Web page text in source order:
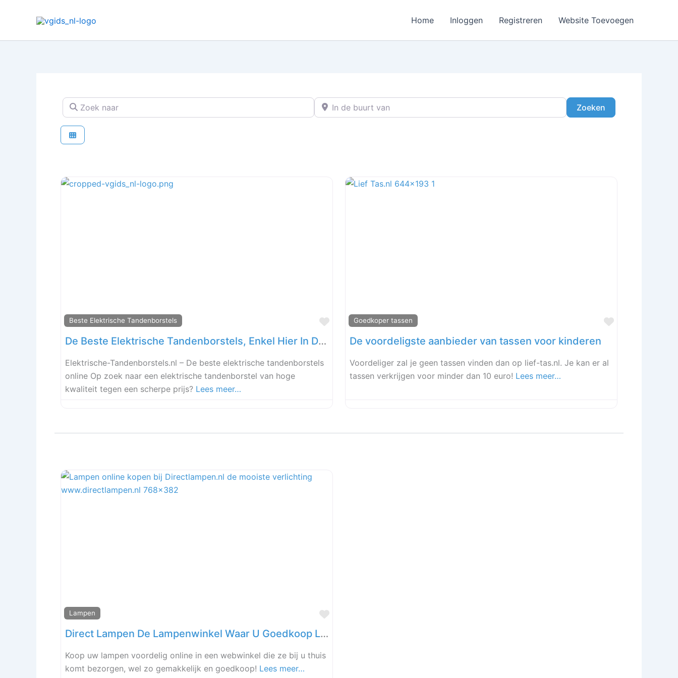
Home Inloggen Registreren Website Toevoegen
Zoek naar In de buurt van
ZoekenZoeken
Beste Elektrische Tandenborstels
Favoriet
De Beste Elektrische Tandenborstels, Enkel Hier In Deze Webwinkel!
Elektrische-Tandenborstels.nl – De beste elektrische tandenborstels
online Op zoek naar een elektrische tandenborstel van hoge
kwaliteit tegen een scherpe prijs? Lees meer…
Goedkoper tassen
Favoriet
De voordeligste aanbieder van tassen voor kinderen
Voordeliger zal je geen tassen vinden dan op lief-tas.nl. Je kan er al
tassen verkrijgen voor minder dan 10 euro! Lees meer…
Lampen
Favoriet
Direct Lampen De Lampenwinkel Waar U Goedkoop Lampen Kopen Kunt
Koop uw lampen voordelig online in een webwinkel die ze bij u thuis
komt bezorgen, wel zo gemakkelijk en goedkoop! Lees meer…